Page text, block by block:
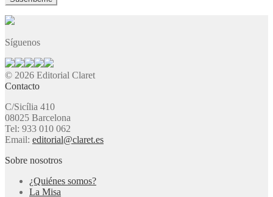
Síguenos
© 2026 Editorial Claret
Contacto
C/Sicília 410
08025 Barcelona
Tel: 933 010 062
Email: editorial@claret.es
Sobre nosotros
¿Quiénes somos?
La Misa